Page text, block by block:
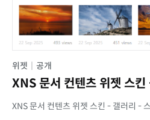
위젯 공개
XNS 문서 컨텐츠 위젯 스
XNS 문서 컨텐츠 위젯 스킨 - 갤러리 -